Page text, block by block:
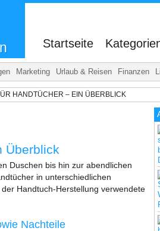
Startseite
Marketing Urlaub & Reisen Finanzen
HANDTÜCHER – EIN ÜBERBLICK
Überblick
Duschen bis hin zur abendlichen
in unterschiedlichen
Handtuch-Herstellung verwendete
Nachteile